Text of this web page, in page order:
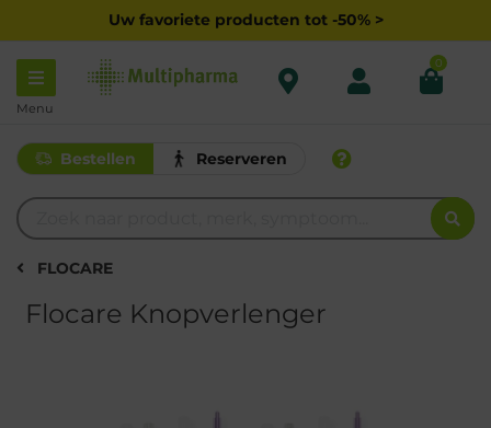
Uw favoriete producten tot -50% >
Menu
0
Bestellen Reserveren
FLOCARE
Flocare Knopverlenger